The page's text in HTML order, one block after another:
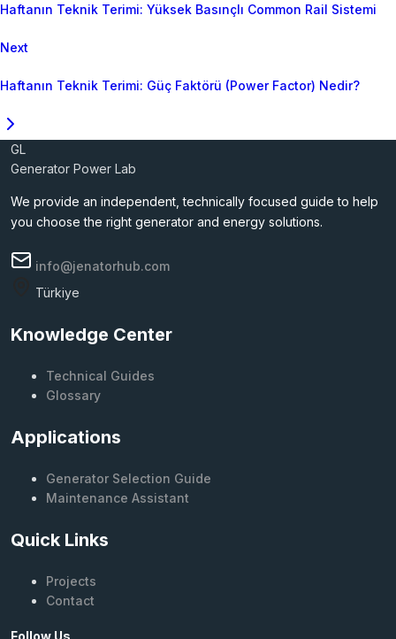
Haftanın Teknik Terimi: Yüksek Basınçlı Common Rail Sistemi
Next
Haftanın Teknik Terimi: Güç Faktörü (Power Factor) Nedir?
GL
Generator Power Lab
We provide an independent, technically focused guide to help
you choose the right generator and energy solutions.
info@jenatorhub.com
Türkiye
Knowledge Center
Technical Guides
Glossary
Applications
Generator Selection Guide
Maintenance Assistant
Quick Links
Projects
Contact